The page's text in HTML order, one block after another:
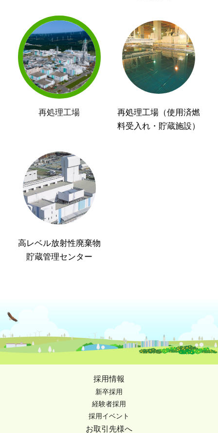
再処理工場
再処理工場（使用済燃
料受入れ・貯蔵施設）
高レベル放射性廃棄物
貯蔵管理センター
採用情報
新卒採用
経験者採用
採用イベント
お取引先様へ